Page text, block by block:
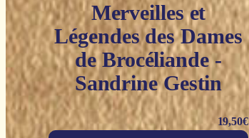
Merveilles et
Légendes des Dames
de Brocéliande -
Sandrine Gestin
19,50€